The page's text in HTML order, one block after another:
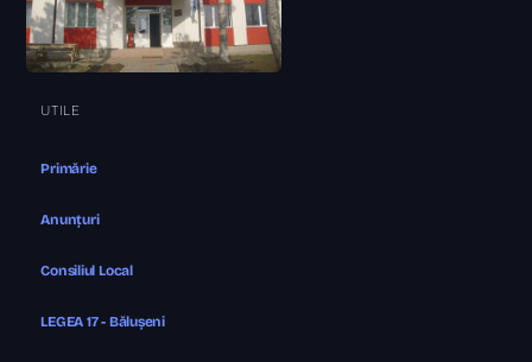
UTILE
Primărie
Anunțuri
Consiliul Local
LEGEA 17 - Bălușeni